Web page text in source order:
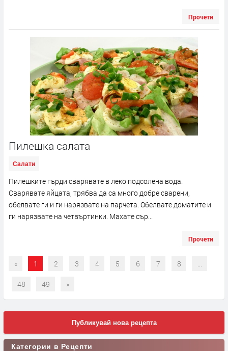
Прочети
Пилешка салата
Салати
Пилешките гърди сварявате в леко подсолена вода.
Сварявате яйцата, трябва да са много добре сварени,
обелвате ги и ги нарязвате на парчета. Обелвате доматите и
ги нарязвате на четвъртинки. Махате сър...
Прочети
« 1 2 3 4 5 6 7 8 ...
48 49 »
Публикувай нова рецепта
Категории в Рецепти